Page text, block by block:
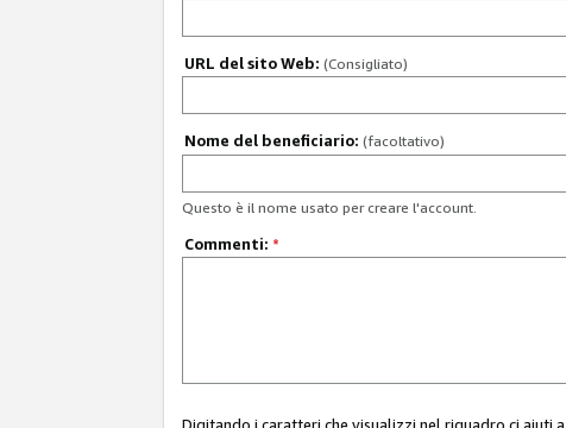
URL del sito Web: (Consigliato)
Nome del beneficiario: (facoltativo)
Questo è il nome usato per creare l'account.
Commenti: *